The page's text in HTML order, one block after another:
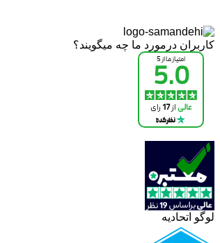
کاربران درمورد ما چه میگویند؟
لوگو اتحادیه